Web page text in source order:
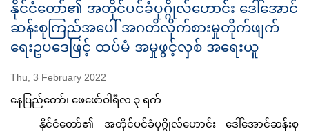
နိုင်ငံတော်၏ အတိုင်ပင်ခံပုဂ္ဂိုလ်ဟောင်း ဒေါ်အောင်
ဆန်းစုကြည်အပေါ် အဂတိလိုက်စားမှုတိုက်ဖျက်
ရေးဥပဒေဖြင့် ထပ်မံ အမှုဖွင့်လှစ် အရေးယူ
Thu, 3 February 2022
နေပြည်တော်၊ ဖေဖော်ဝါရီလ ၃ ရက်
နိုင်ငံတော်၏ အတိုင်ပင်ခံပုဂ္ဂိုလ်ဟောင်း ဒေါ်အောင်ဆန်းစု